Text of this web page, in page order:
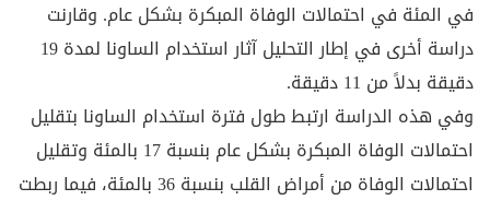
في المئة في احتمالات الوفاة المبكرة بشكل عام. وقارنت
دراسة أخرى في إطار التحليل آثار استخدام الساونا لمدة 19
دقيقة بدلاً من 11 دقيقة.
وفي هذه الدراسة ارتبط طول فترة استخدام الساونا بتقليل
احتمالات الوفاة المبكرة بشكل عام بنسبة 17 بالمئة وتقليل
احتمالات الوفاة من أمراض القلب بنسبة 36 بالمئة، فيما ربطت